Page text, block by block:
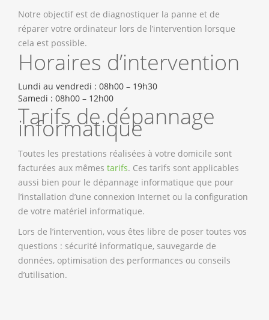
Notre objectif est de diagnostiquer la panne et de
réparer votre ordinateur lors de l’intervention lorsque
cela est possible.
Horaires d’intervention
Lundi au vendredi : 08h00 – 19h30
Samedi : 08h00 – 12h00
Tarifs de dépannage
informatique
Toutes les prestations réalisées à votre domicile sont
facturées aux mêmes tarifs. Ces tarifs sont applicables
aussi bien pour le dépannage informatique que pour
l’installation d’une connexion Internet ou la configuration
de votre matériel informatique.
Lors de l’intervention, vous êtes libre de poser toutes vos
questions : sécurité informatique, sauvegarde de
données, optimisation des performances ou conseils
d’utilisation.